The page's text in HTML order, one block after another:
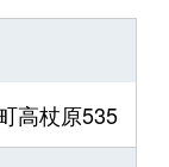
高杖原535